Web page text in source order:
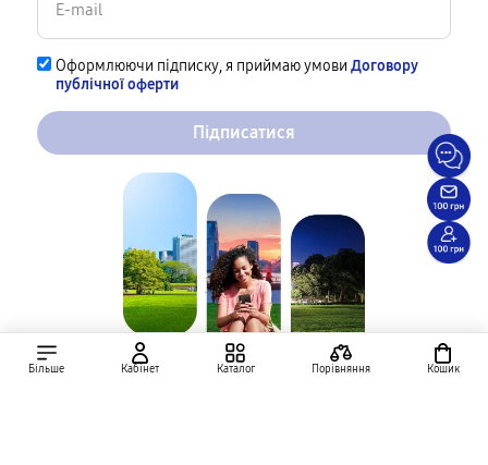
Оформлюючи підписку, я приймаю умови Договору
публічної оферти
Підписатися
Більше Кабінет Каталог Порівняння Кошик